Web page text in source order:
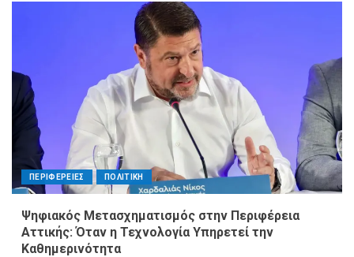
ΠΕΡΙΦΕΡΕΙΕΣ ΠΟΛΙΤΙΚΗ
Ψηφιακός Μετασχηματισμός στην Περιφέρεια
Αττικής: Όταν η Τεχνολογία Υπηρετεί την
Καθημερινότητα